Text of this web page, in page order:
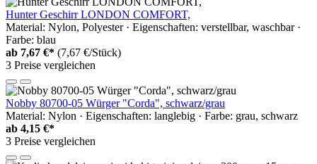
Hunter Geschirr LONDON COMFORT,
Material: Nylon, Polyester · Eigenschaften: verstellbar, waschbar ·
Farbe: blau
ab 7,67 €* (7,67 €/Stück)
3 Preise vergleichen
Nobby 80700-05 Würger "Corda", schwarz/grau
Material: Nylon · Eigenschaften: langlebig · Farbe: grau, schwarz
ab 4,15 €*
3 Preise vergleichen